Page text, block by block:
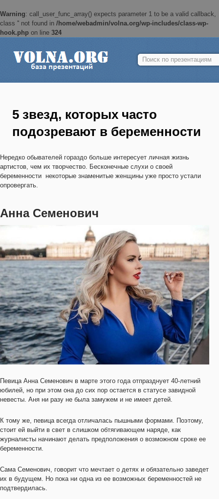
Warning: call_user_func_array() expects parameter 1 to be a valid callback,
class '' not found in /home/webadmin/volna.org/wp-includes/class-wp-
hook.php on line 324
Найти:
5 звезд, которых часто
подозревают в беременности
Нередко обывателей гораздо больше интересует личная жизнь
артистов, чем их творчество. Бесконечные слухи о своей
беременности некоторые знаменитые женщины уже просто устали
опровергать.
Анна Семенович
Певица Анна Семенович в марте этого года отпразднует 40-летний
юбилей, но при этом она до сих пор остается в статусе завидной
невесты. Аня ни разу не была замужем и не имеет детей.
К тому же, певица всегда отличалась пышными формами. Поэтому,
стоит ей выйти в свет в слишком обтягивающем наряде, как
журналисты начинают делать предположения о возможном сроке ее
беременности.
Сама Семенович, говорит что мечтает о детях и обязательно заведет
их в будущем. Но пока ни одна из ее возможных беременностей не
подтвердилась.